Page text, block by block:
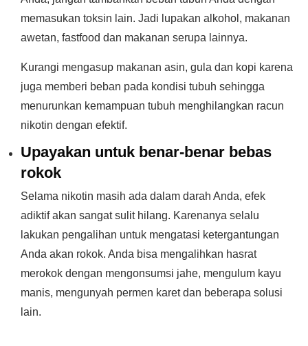
memasukan toksin lain. Jadi lupakan alkohol, makanan
awetan, fastfood dan makanan serupa lainnya.
Kurangi mengasup makanan asin, gula dan kopi karena
juga memberi beban pada kondisi tubuh sehingga
menurunkan kemampuan tubuh menghilangkan racun
nikotin dengan efektif.
Upayakan untuk benar-benar bebas
rokok
Selama nikotin masih ada dalam darah Anda, efek
adiktif akan sangat sulit hilang. Karenanya selalu
lakukan pengalihan untuk mengatasi ketergantungan
Anda akan rokok. Anda bisa mengalihkan hasrat
merokok dengan mengonsumsi jahe, mengulum kayu
manis, mengunyah permen karet dan beberapa solusi
lain.